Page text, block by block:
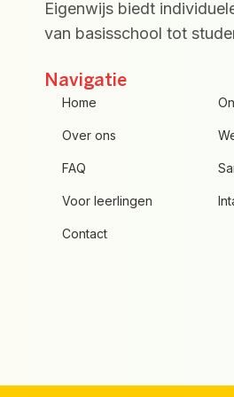
Eigenwijs biedt
van basisschool tot
Navigatie
Home
Over ons
FAQ
Voor leerlingen
Contact